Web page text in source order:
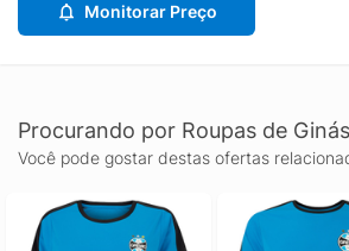
Monitorar Preço
Procurando por Roupas de
Você pode gostar destas ofertas